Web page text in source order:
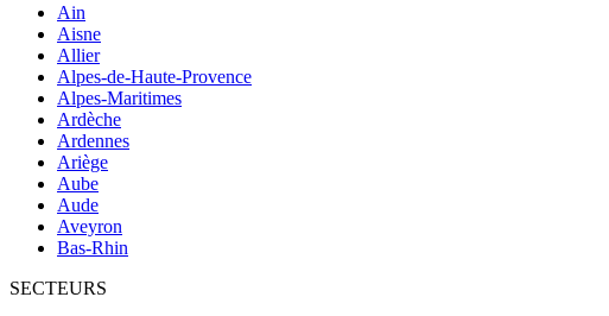
Ain
Aisne
Allier
Alpes-de-Haute-Provence
Alpes-Maritimes
Ardèche
Ardennes
Ariège
Aube
Aude
Aveyron
Bas-Rhin
SECTEURS